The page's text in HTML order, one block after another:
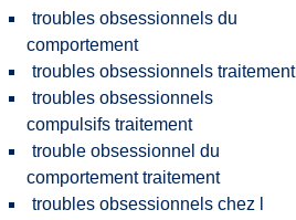
troubles obsessionnels du
comportement
troubles obsessionnels traitement
troubles obsessionnels
compulsifs traitement
trouble obsessionnel du
comportement traitement
troubles obsessionnels chez l